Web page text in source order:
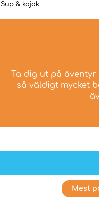
Sup & kajak
Ta dig ut på
så väldigt mycket
Mest